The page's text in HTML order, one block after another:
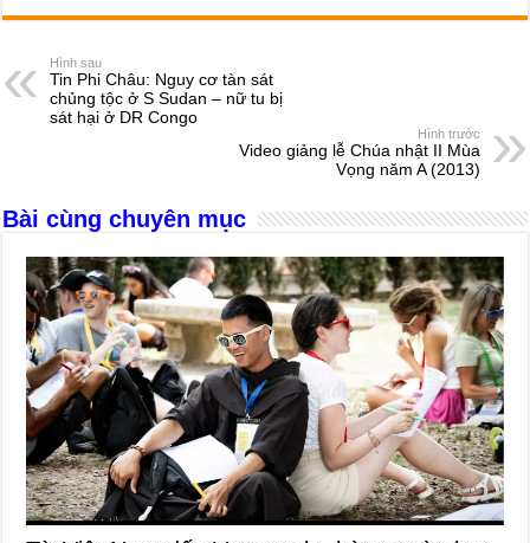
c
e
b
o
k
ss
n
g
at
A
p
e
d
s
er ail ar
Hình sau
Tin Phi Châu: Nguy cơ tàn sát
chủng tộc ở S Sudan – nữ tu bị
sát hại ở DR Congo
Hình trước
Video giảng lễ Chúa nhật II Mùa
Vọng năm A (2013)
Bài cùng chuyên mục